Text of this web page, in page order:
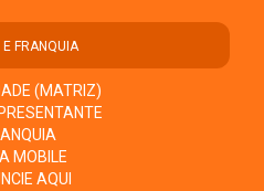
E FRANQUIA
(MATRIZ)
MOBILE
AQUI